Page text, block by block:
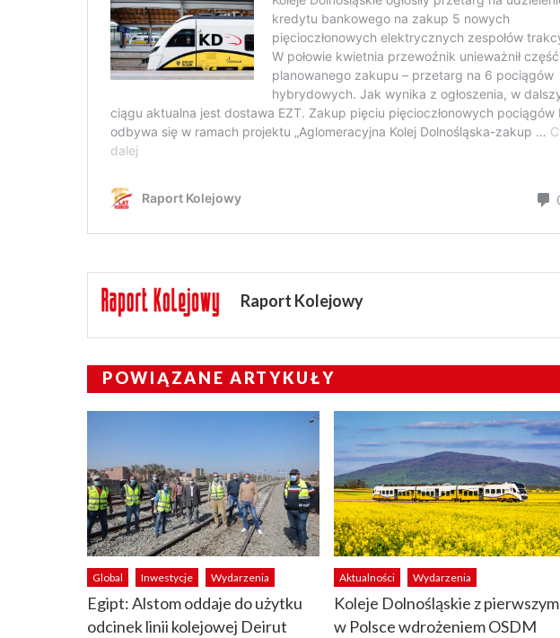
Raport Kolejowy
POWIĄZANE ARTYKUŁY
Global Inwestycje Wydarzenia
Egipt: Alstom oddaje do użytku
odcinek linii kolejowej Deirut
Aktualności Wydarzenia
Koleje Dolnośląskie z pierwszym
w Polsce wdrożeniem OSDM